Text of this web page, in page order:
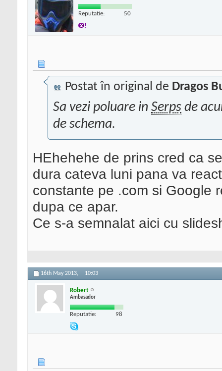
Reputatie: 50
Postat în original de Dragos
Sa vezi poluare in Serps de
de schema.
HEhehehe de prins cred ca
dura cateva luni pana va
constante pe .com si Google
dupa ce apar.
Ce s-a semnalat aici cu
16th May 2013, 10:03
Robert
Ambasador
Reputatie: 98